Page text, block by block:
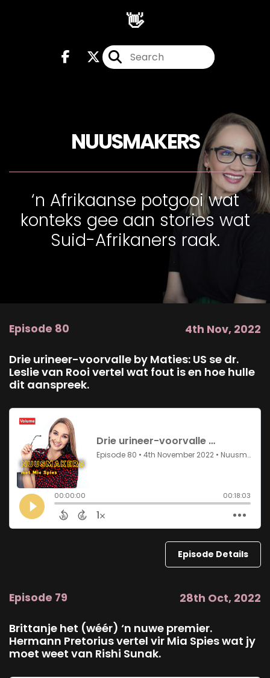
👋
NUUSMAKERS
‘n Afrikaanse potgooi wat
konteks gee aan stories wat
Suid-Afrikaners raak.
Episode 80 4th Nov, 2022
Drie urineer-voorvalle by Maties: US se dr.
Leslie van Rooi vertel wat fout is en hoe hulle
dit aanspreek.
Episode Details
Episode 79 28th Oct, 2022
Brittanje het (wéér) ‘n nuwe premier.
Hermann Pretorius vertel vir Mia Spies wat jy
moet weet van Rishi Sunak.